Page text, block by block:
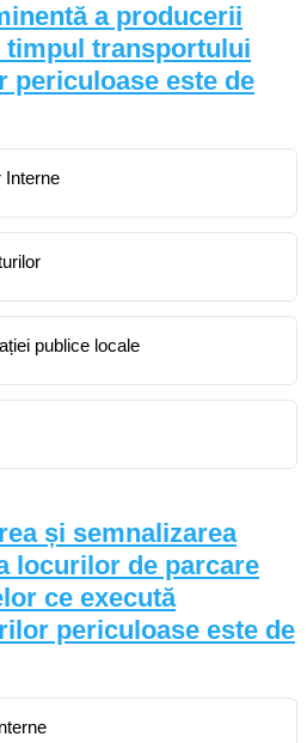
a producerii
timpul transportului
periculoase este de
Interne
publice locale
și semnalizarea
locurilor de parcare
ce execută
periculoase este de